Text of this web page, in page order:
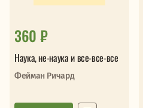
360 ₽
Наука, не-наука и все-все-все
Фейман Ричард